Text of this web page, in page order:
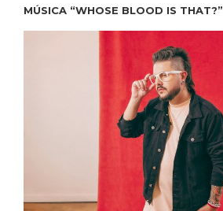
MÚSICA “WHOSE BLOOD IS THAT?”